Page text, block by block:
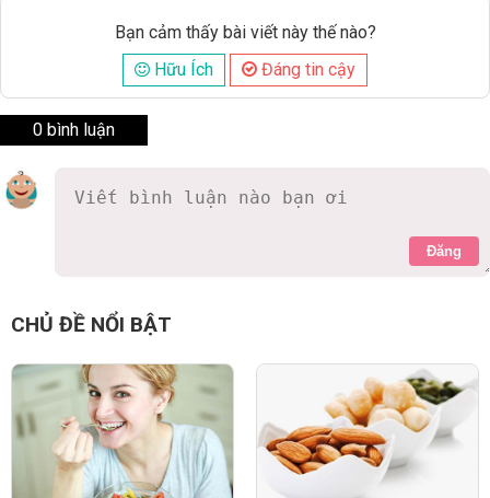
Bạn cảm thấy bài viết này thế nào?
Hữu Ích
Đáng tin cậy
0 bình luận
Đăng
CHỦ ĐỀ NỔI BẬT